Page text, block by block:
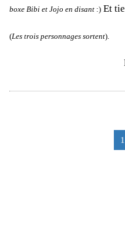
boxe Bibi et Jojo en disant :) Et
(Les trois personnages sortent).
1